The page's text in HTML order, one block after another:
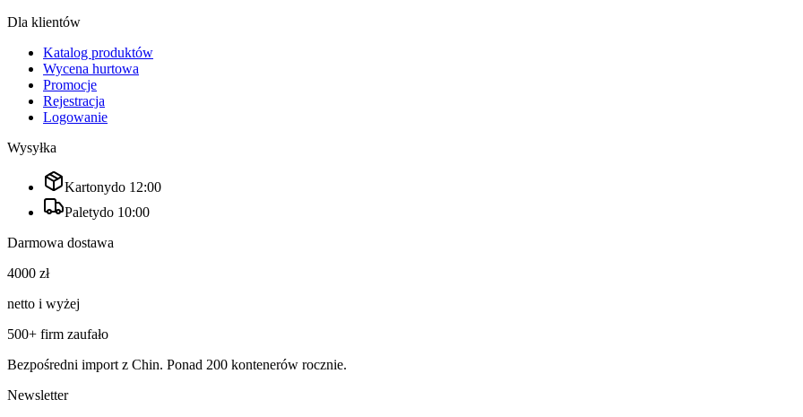
Dla klientów
Katalog produktów
Wycena hurtowa
Promocje
Rejestracja
Logowanie
Wysyłka
Kartonydo 12:00
Paletydo 10:00
Darmowa dostawa
4000 zł
netto i wyżej
500+ firm zaufało
Bezpośredni import z Chin. Ponad 200 kontenerów rocznie.
Newsletter